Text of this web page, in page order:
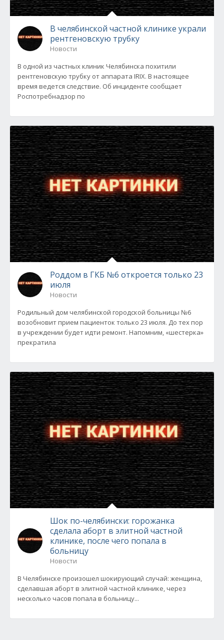
В челябинской частной клинике украли
рентгеновскую трубку
Новости
В одной из частных клиник Челябинска похитили
рентгеновскую трубку от аппарата IRIX. В настоящее
время ведется следствие. Об инциденте сообщает
Роспотребнадзор по
Роддом в ГКБ №6 откроется только 23
июля
Новости
Родильный дом челябинской городской больницы №6
возобновит прием пациенток только 23 июля. До тех пор
в учреждении будет идти ремонт. Напомним, «шестерка»
прекратила
Шок по-челябински: горожанка
сделала аборт в элитной частной
клинике, после чего попала в
больницу
Новости
В Челябинске произошел шокирующий случай: женщина,
сделавшая аборт в элитной частной клинике, через
несколько часов попала в больницу...